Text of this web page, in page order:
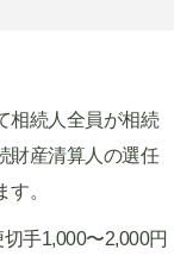
相続人全員が相続
財産清算人の選任
。
手1,000〜2,000円